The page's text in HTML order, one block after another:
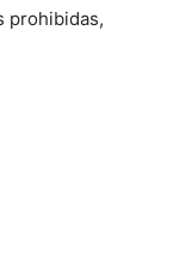
prohibidas,